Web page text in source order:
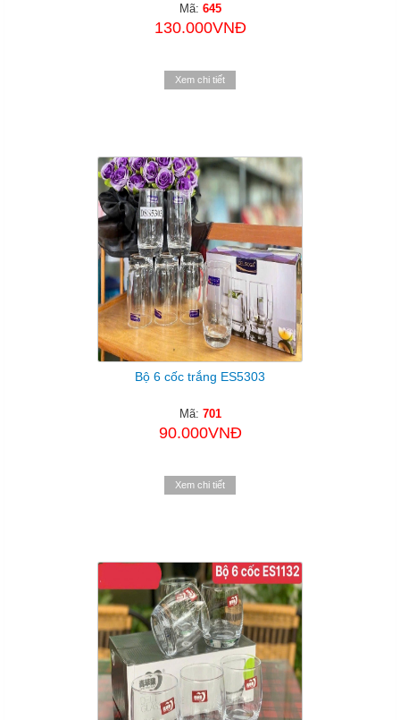
Mã: 645
130.000VNĐ
Xem chi tiết
Bộ 6 cốc trắng ES5303
Mã: 701
90.000VNĐ
Xem chi tiết